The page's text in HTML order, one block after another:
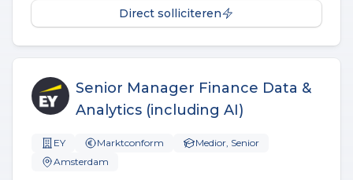
Direct solliciteren
Senior Manager Finance Data &
Analytics (including AI)
EY Marktconform
Medior, Senior
Amsterdam